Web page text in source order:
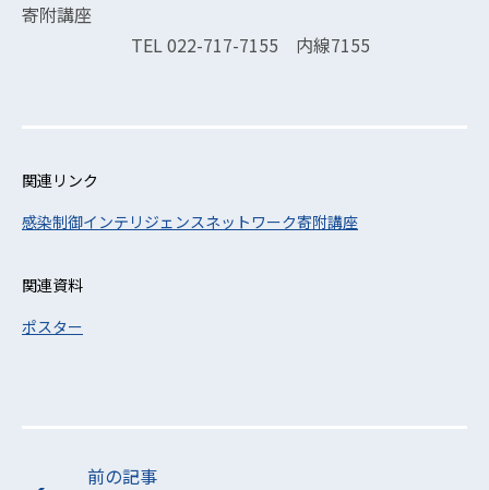
寄附講座
TEL 022-717-7155 内線7155
関連リンク
感染制御インテリジェンスネットワーク寄附講座
関連資料
ポスター
前の記事